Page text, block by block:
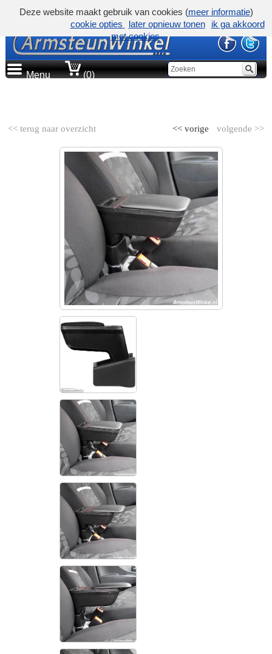
Menu (0)
<< terug naar overzicht volgende >>
<< vorige
Deze website maakt gebruik van cookies (meer informatie)
cookie opties
later opnieuw tonen
ik ga akkoord
met cookies